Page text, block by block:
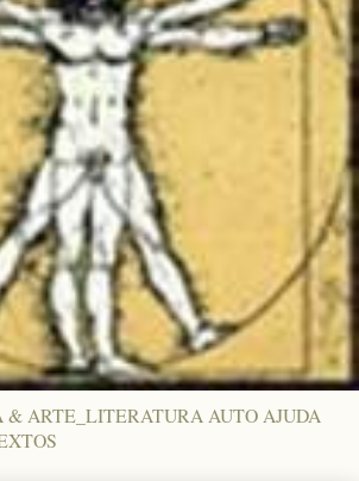
& ARTE_LITERATURA AUTO AJUDA